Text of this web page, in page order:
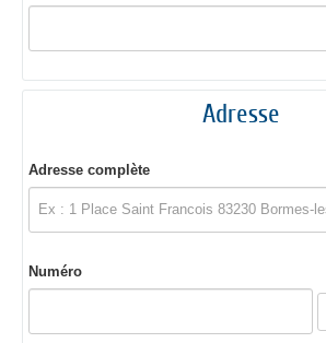
Adresse
Adresse complète
Numéro